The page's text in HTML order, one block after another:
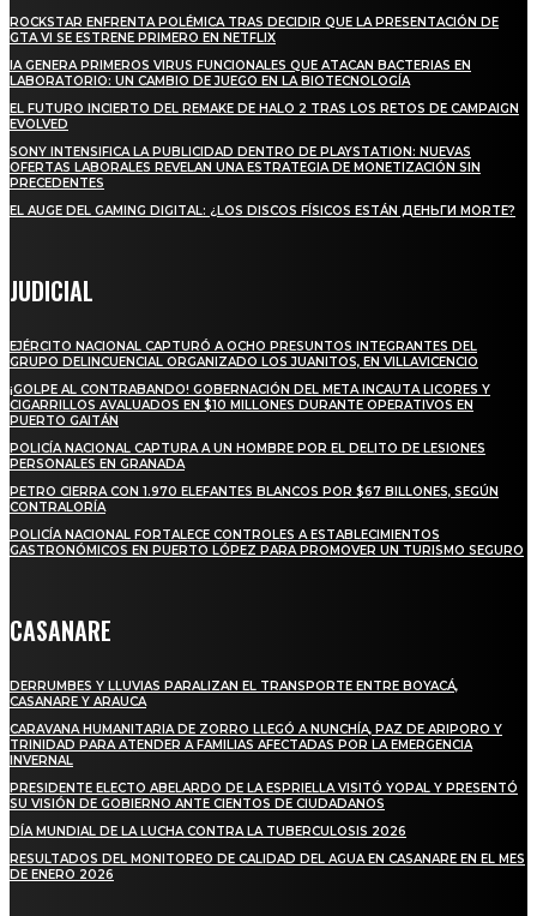
ROCKSTAR ENFRENTA POLÉMICA TRAS DECIDIR QUE LA PRESENTACIÓN DE
GTA VI SE ESTRENE PRIMERO EN NETFLIX
IA GENERA PRIMEROS VIRUS FUNCIONALES QUE ATACAN BACTERIAS EN
LABORATORIO: UN CAMBIO DE JUEGO EN LA BIOTECNOLOGÍA
EL FUTURO INCIERTO DEL REMAKE DE HALO 2 TRAS LOS RETOS DE CAMPAIGN
EVOLVED
SONY INTENSIFICA LA PUBLICIDAD DENTRO DE PLAYSTATION: NUEVAS
OFERTAS LABORALES REVELAN UNA ESTRATEGIA DE MONETIZACIÓN SIN
PRECEDENTES
EL AUGE DEL GAMING DIGITAL: ¿LOS DISCOS FÍSICOS ESTÁN ДЕНЬГИ MORTE?
JUDICIAL
EJÉRCITO NACIONAL CAPTURÓ A OCHO PRESUNTOS INTEGRANTES DEL
GRUPO DELINCUENCIAL ORGANIZADO LOS JUANITOS, EN VILLAVICENCIO
¡GOLPE AL CONTRABANDO! GOBERNACIÓN DEL META INCAUTA LICORES Y
CIGARRILLOS AVALUADOS EN $10 MILLONES DURANTE OPERATIVOS EN
PUERTO GAITÁN
POLICÍA NACIONAL CAPTURA A UN HOMBRE POR EL DELITO DE LESIONES
PERSONALES EN GRANADA
PETRO CIERRA CON 1.970 ELEFANTES BLANCOS POR $67 BILLONES, SEGÚN
CONTRALORÍA
POLICÍA NACIONAL FORTALECE CONTROLES A ESTABLECIMIENTOS
GASTRONÓMICOS EN PUERTO LÓPEZ PARA PROMOVER UN TURISMO SEGURO
CASANARE
DERRUMBES Y LLUVIAS PARALIZAN EL TRANSPORTE ENTRE BOYACÁ,
CASANARE Y ARAUCA
CARAVANA HUMANITARIA DE ZORRO LLEGÓ A NUNCHÍA, PAZ DE ARIPORO Y
TRINIDAD PARA ATENDER A FAMILIAS AFECTADAS POR LA EMERGENCIA
INVERNAL
PRESIDENTE ELECTO ABELARDO DE LA ESPRIELLA VISITÓ YOPAL Y PRESENTÓ
SU VISIÓN DE GOBIERNO ANTE CIENTOS DE CIUDADANOS
DÍA MUNDIAL DE LA LUCHA CONTRA LA TUBERCULOSIS 2026
RESULTADOS DEL MONITOREO DE CALIDAD DEL AGUA EN CASANARE EN EL MES
DE ENERO 2026